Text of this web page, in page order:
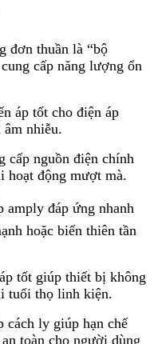
đơn thuần là “bộ
cấp năng lượng ổn
áp tốt cho điện áp
âm nhiễu.
cấp nguồn điện chính
hoạt động mượt mà.
amply đáp ứng nhanh
hoặc biến thiên tần
tốt giúp thiết bị không
tuổi thọ linh kiện.
cách ly giúp hạn chế
toàn cho người dùng